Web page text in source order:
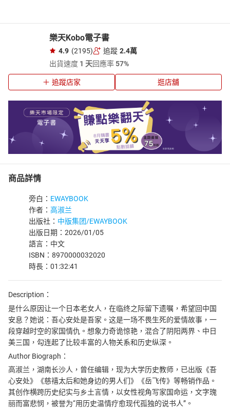
樂天Kobo電子書
4.9 (2195) 追蹤 2.4萬
出貨速度 1 天回應率57%
追蹤店家 逛店舖
商品詳情
旁白： EWAYBOOK
作者： 高淑兰
出版社： 中版集团/EWAYBOOK
出版日期：2026/01/05
語言：中文
ISBN：8970000032020
時長：01:32:41
Description：
是什么原因让一个日本老女人，在临终之际留下遗嘱，希望回中国
安息？她说：吾心安处是吾家。这是一场不畏生死的爱情故事，一
段穿越时空的家国情仇。想象力奇诡惊艳，混合了阴阳两界、中日
美三国，勾连起了比较丰富的人物关系和历史纵深。
Author Biograph：
高淑兰，湖南长沙人，曾任编辑，现为大学历史教师，已出版《吾
心安处》《慈禧太后和她身边的男人们》《岳飞传》等畅销作品。
其创作横跨历史纪实与乡土言情，以女性视角写家国命运，文字瑰
丽而富悲悯，被誉为“用历史温情疗愈现代孤独的说书人”。